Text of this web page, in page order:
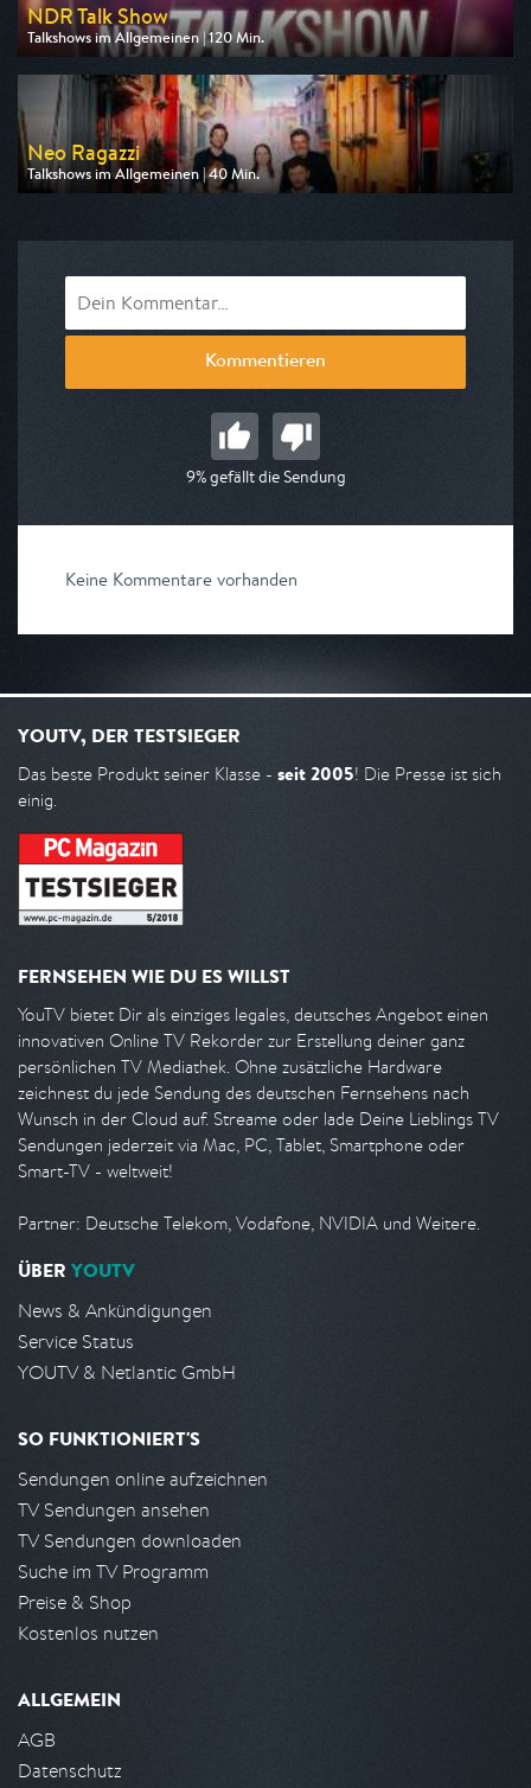
NDR Talk Show
Talkshows im Allgemeinen | 120 Min.
Ausgestrahlt von HR
am 07.08.2026, 22:00
Neo Ragazzi
Talkshows im Allgemeinen | 40 Min.
Ausgestrahlt von ZDF neo
Kommentieren
9% gefällt die Sendung
Keine Kommentare vorhanden
YOUTV, DER TESTSIEGER
Das beste Produkt seiner Klasse - seit 2005! Die Presse ist sich
einig.
FERNSEHEN WIE DU ES WILLST
YouTV bietet Dir als einziges legales, deutsches Angebot einen
innovativen Online TV Rekorder zur Erstellung deiner ganz
persönlichen TV Mediathek. Ohne zusätzliche Hardware
zeichnest du jede Sendung des deutschen Fernsehens nach
Wunsch in der Cloud auf. Streame oder lade Deine Lieblings TV
Sendungen jederzeit via Mac, PC, Tablet, Smartphone oder
Smart-TV - weltweit!
Partner: Deutsche Telekom, Vodafone, NVIDIA und Weitere.
ÜBER YOUTV
News & Ankündigungen
Service Status
YOUTV & Netlantic GmbH
SO FUNKTIONIERT'S
Sendungen online aufzeichnen
TV Sendungen ansehen
TV Sendungen downloaden
Suche im TV Programm
Preise & Shop
Kostenlos nutzen
ALLGEMEIN
AGB
Datenschutz